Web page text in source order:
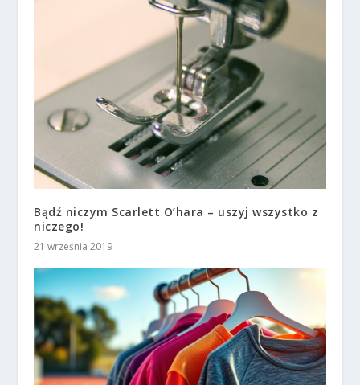
Bądź niczym Scarlett O’hara – uszyj wszystko z
niczego!
21 września 2019